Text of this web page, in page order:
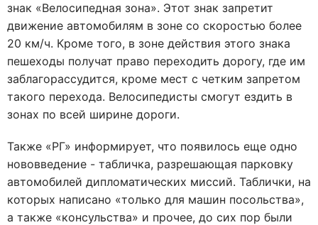
знак «Велосипедная зона». Этот знак запретит
движение автомобилям в зоне со скоростью более
20 км/ч. Кроме того, в зоне действия этого знака
пешеходы получат право переходить дорогу, где им
заблагорассудится, кроме мест с четким запретом
такого перехода. Велосипедисты смогут ездить в
зонах по всей ширине дороги.
Также «РГ» информирует, что появилось еще одно
нововведение - табличка, разрешающая парковку
автомобилей дипломатических миссий. Таблички, на
которых написано «только для машин посольства»,
а также «консульства» и прочее, до сих пор были